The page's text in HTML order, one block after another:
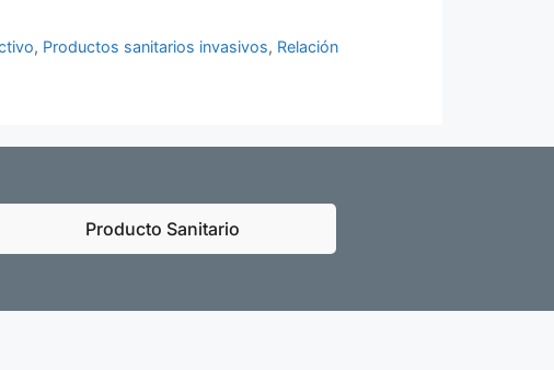
, Productos sanitarios invasivos, Relación
Producto Sanitario